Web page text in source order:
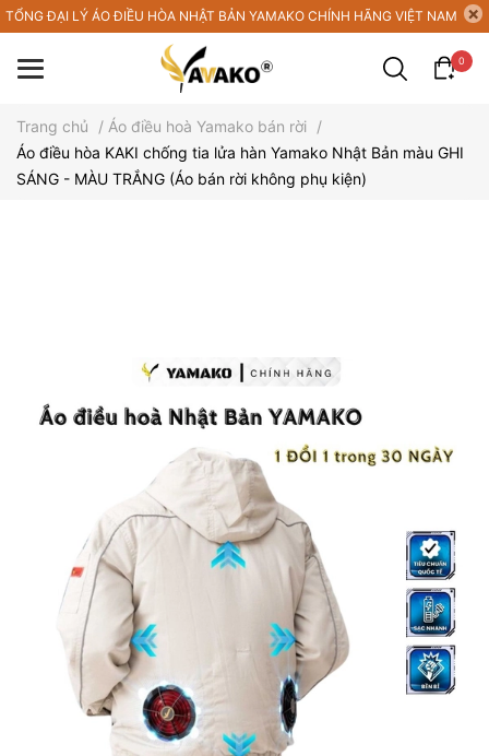
TỔNG ĐẠI LÝ ÁO ĐIỀU HÒA NHẬT BẢN YAMAKO CHÍNH HÃNG VIỆT NAM
0
Trang chủ / Áo điều hoà Yamako bán rời /
Áo điều hòa KAKI chống tia lửa hàn Yamako Nhật Bản màu GHI
SÁNG - MÀU TRẮNG (Áo bán rời không phụ kiện)